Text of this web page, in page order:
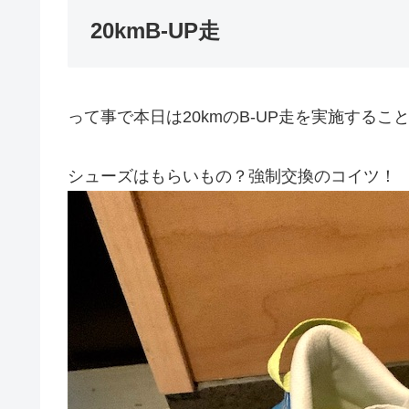
20kmB-UP走
って事で本日は20kmのB-UP走を実施するこ
シューズはもらいもの？強制交換のコイツ！